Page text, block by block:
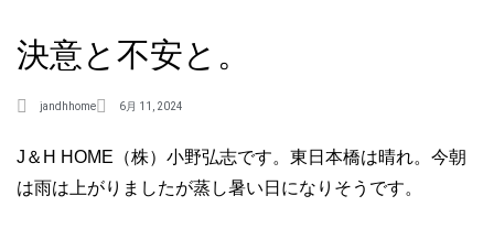
決意と不安と。
jandhhome 6月 11, 2024
J＆H HOME（株）小野弘志です。東日本橋は晴れ。今朝
は雨は上がりましたが蒸し暑い日になりそうです。